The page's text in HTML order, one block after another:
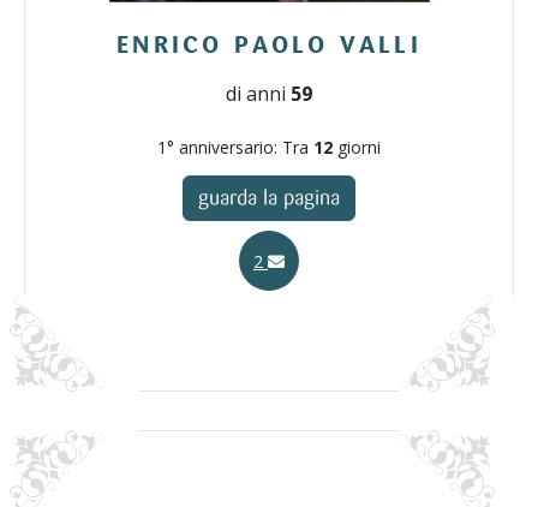
ENRICO PAOLO VALLI
di anni 59
1° anniversario: Tra 12 giorni
guarda la pagina
2